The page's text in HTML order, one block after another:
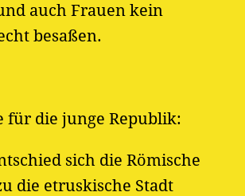
auch Frauen kein
besaßen.
für die junge Republik:
sich die Römische
die etruskische Stadt